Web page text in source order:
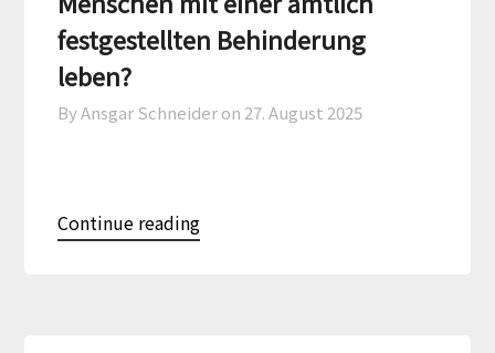
festgestellten Behinderung
leben?
By Ansgar Schneider on 27. August 2025
Continue reading